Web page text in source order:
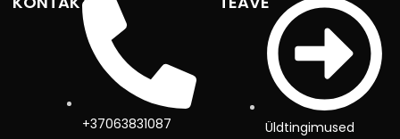
+37063831087 Üldtingimused